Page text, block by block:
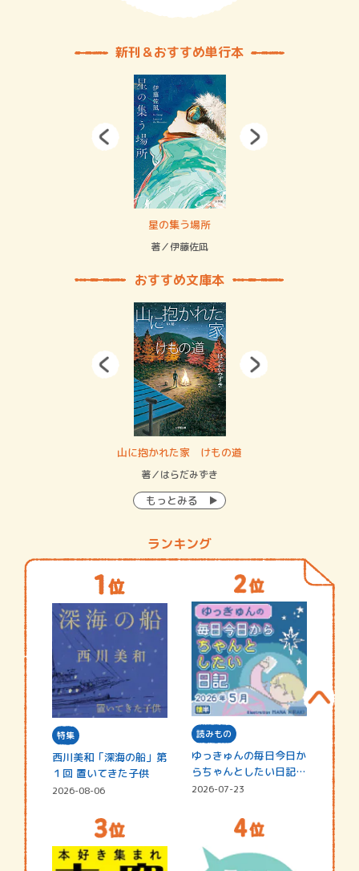
新刊＆おすすめ単行本
星の集う場所
著／伊藤佐凪
おすすめ文庫本
山に抱かれた家 けもの道
著／はらだみずき
もっとみる
ランキング
特集
西川美和「深海の船」第
１回 置いてきた子供
2026-08-06
読みもの
ゆっきゅんの毎日今日か
らちゃんとしたい日記
☆202…
2026-07-23